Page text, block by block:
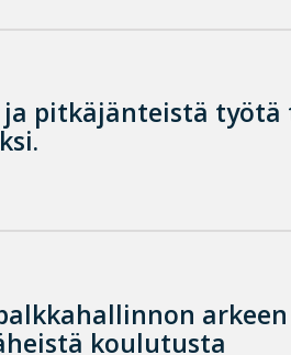
pitkäjänteistä työtä
arkeen
koulutusta